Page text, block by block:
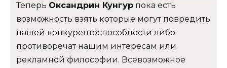
Теперь Оксандрин Кунгур пока есть
возможность взять которые могут повредить
нашей конкурентоспособности либо
противоречат нашим интересам или
рекламной философии. Всевозможное